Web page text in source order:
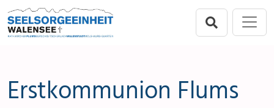
Direkt zur Hauptnavigation springen
Direkt zum Inhalt springen
Erstkommunion Flums